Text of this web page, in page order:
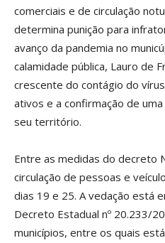
comerciais e de circulação
determina punição para
avanço da pandemia no
calamidade pública, Lauro de
crescente do contágio do
ativos e a confirmação de
seu território.
Entre as medidas do decreto
circulação de pessoas e
dias 19 e 25. A vedação está
Decreto Estadual nº 20.233/
municípios, entre os quais